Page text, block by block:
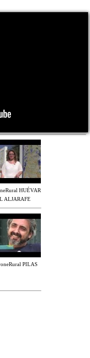
HUÉVAR
ALJARAFE
PILAS